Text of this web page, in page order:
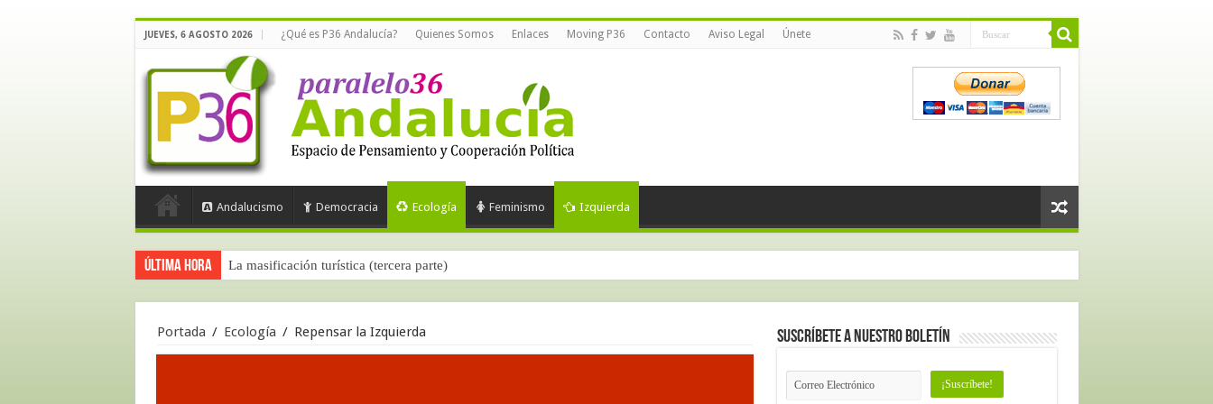
JUEVES, 6 AGOSTO 2026 ¿Qué es P36 Andalucía? Quienes Somos Enlaces Moving P36 Contacto Aviso Legal Únete
Andalucismo Democracia Ecología Feminismo Izquierda
Última hora La masificación turística (tercera parte)
Portada / Ecología / Repensar la Izquierda Suscríbete a nuestro Boletín